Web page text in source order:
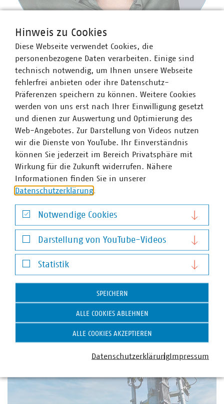
Ulrike Richter
Senior-Fachgebietsleiterin Digitales und stellv.
Bereichsleiterin
+49 30 58580-174
+49 170 8580174
u.richter(at)vku(dot)de
Schlagworte
Best Practices Digitalisierung
Digitalisierung
Weitere Artikel zum Thema Digitalisierung
Hinweis zu Cookies
Diese Webseite verwendet Cookies, die
personenbezogene Daten verarbeiten. Einige sind
technisch notwendig, um Ihnen unsere Webseite
fehlerfrei anbieten oder ihre Datenschutz-
Präferenzen speichern zu können. Weitere Cookies
werden von uns erst nach Ihrer Einwilligung gesetzt
und dienen zur Auswertung und Optimierung des
Web-Angebotes. Zur Darstellung von Videos nutzen
wir die Dienste von YouTube. Ihr Einverständnis
können Sie jederzeit im Bereich Privatsphäre mit
Wirkung für die Zukunft widerrufen. Nähere
Informationen finden Sie in unserer
Datenschutzerklärung.
Notwendige Cookies
Notwendige Cookies
Darstellung von YouTube-Videos
Darstellung von YouTube-Videos
Statistik
Statistik
SPEICHERN
ALLE COOKIES ABLEHNEN
ALLE COOKIES AKZEPTIEREN
DatenschutzerklärungImpressum